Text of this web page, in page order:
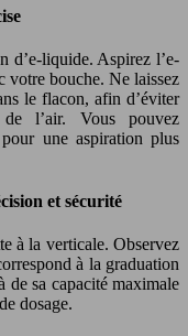
d’e-liquide. Aspirez l’e-
votre bouche. Ne laissez
le flacon, afin d’éviter
l’air. Vous pouvez
une aspiration plus
et sécurité
à la verticale. Observez
à la graduation
de sa capacité maximale
dosage.